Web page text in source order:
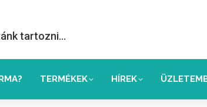
tartozni…
TERMÉKEK HÍREK